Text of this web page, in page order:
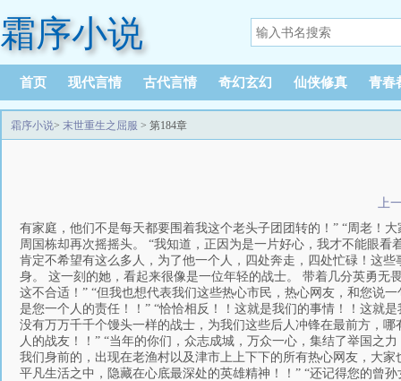
霜序小说
首页 现代言情 古代言情 奇幻玄幻 仙侠修真 青春
霜序小说> 末世重生之屈服 > 第184章
上
有家庭，他们不是每天都要围着我这个老头子团团转的！” “周老！
周国栋却再次摇摇头。 “我知道，正因为是一片好心，我才不能眼
肯定不希望有这么多人，为了他一个人，四处奔走，四处忙碌！这
身。 这一刻的她，看起来很像是一位年轻的战士。 带着几分英勇无
这不合适！” “但我也想代表我们这些热心市民，热心网友，和您说
是您一个人的责任！！” “恰恰相反！！这就是我们的事情！！这就
没有万万千千个馒头一样的战士，为我们这些后人冲锋在最前方，
人的战友！！” “当年的你们，众志成城，万众一心，集结了举国之
我们身前的，出现在老渔村以及津市上上下下的所有热心网友，大
平凡生活之中，隐藏在心底最深处的英雄精神！！” “还记得您的曾